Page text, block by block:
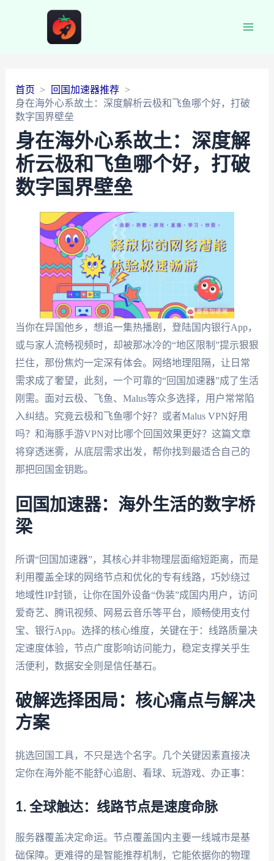
首页
回国加速器推荐
身在海外心系故土：深度解析云极和飞鱼哪个好，打破
数字国界壁垒
身在海外心系故土：深度解
析云极和飞鱼哪个好，打破
数字国界壁垒
当你在异国他乡，想追一集热播剧，登陆国内银行App，
或与家人流畅视频时，却被那冰冷的“地区限制”提示狠狠
拦住，那份焦灼一定深有体会。网络地理阻隔，让日常
需求成了奢望，此刻，一个可靠的“回国加速器”成了生活
刚需。面对云极、飞鱼、Malus等众多选择，用户常常陷
入纠结。究竟云极和飞鱼哪个好？或者Malus VPN好用
吗？和海豚手游VPN对比哪个回国效果更好？这篇文章
将穿透迷雾，从底层需求出发，帮你找到最适合自己的
那把回国金钥匙。
回国加速器：海外生活的数字桥
梁
所谓“回国加速器”，其核心并非物理层面缩短距离，而是
利用覆盖全球的网络节点和优化的专有线路，巧妙绕过
地域性IP封锁，让你在国外设备“伪装”成国内用户，访问
爱奇艺、腾讯视频、网易云音乐等平台，顺畅使用支付
宝、银行App。选择的核心维度，关键在于：线路质量决
定速度体验，节点广度影响访问能力，稳定支撑关乎生
活便利，数据安全则是信任基石。
破解选择困局：核心痛点与解决
方案
挑选回国工具，不只是选个名字。几个关键因素直接决
定你在海外能不能舒心追剧、看球、玩游戏、办正事：
1. 全球触达：线路节点是速度命脉
服务器覆盖决定命运。节点覆盖国内主要一线城市是基
础保障。更难得的是智能推荐机制，它能依据你的物理